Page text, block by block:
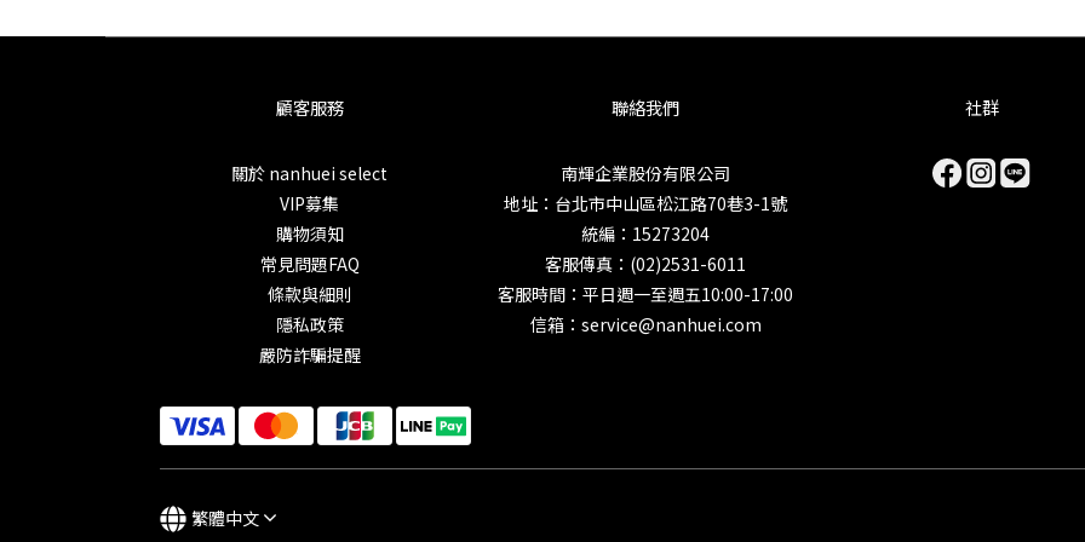
顧客服務
關於 nanhuei select
VIP募集
購物須知
常見問題FAQ
條款與細則
隱私政策
嚴防詐騙提醒
聯絡我們
南輝企業股份有限公司
地址：台北市中山區松江路70巷3-1號
統編：15273204
客服傳真：(02)2531-6011
客服時間：平日週一至週五10:00-17:00
信箱：service@nanhuei.com
社群
繁體中文